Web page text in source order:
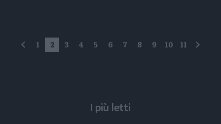
precedente
1 2 3 4 5 6 7 8 9 10 11
I più letti